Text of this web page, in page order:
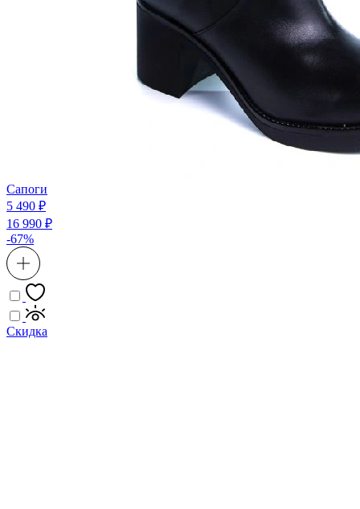
Сапоги
5 490 ₽
16 990 ₽
-67%
Скидка